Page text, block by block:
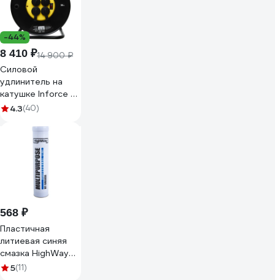
-44%
8 410 ₽14 900 ₽
Силовой
удлинитель на
катушке Inforce 4
гнезда, с/з КГт
GRANITE ZG 09-
4.3(40)
568 ₽
Пластичная
литиевая синяя
смазка HighWay
MULTIPURPOSE HT
5(11)